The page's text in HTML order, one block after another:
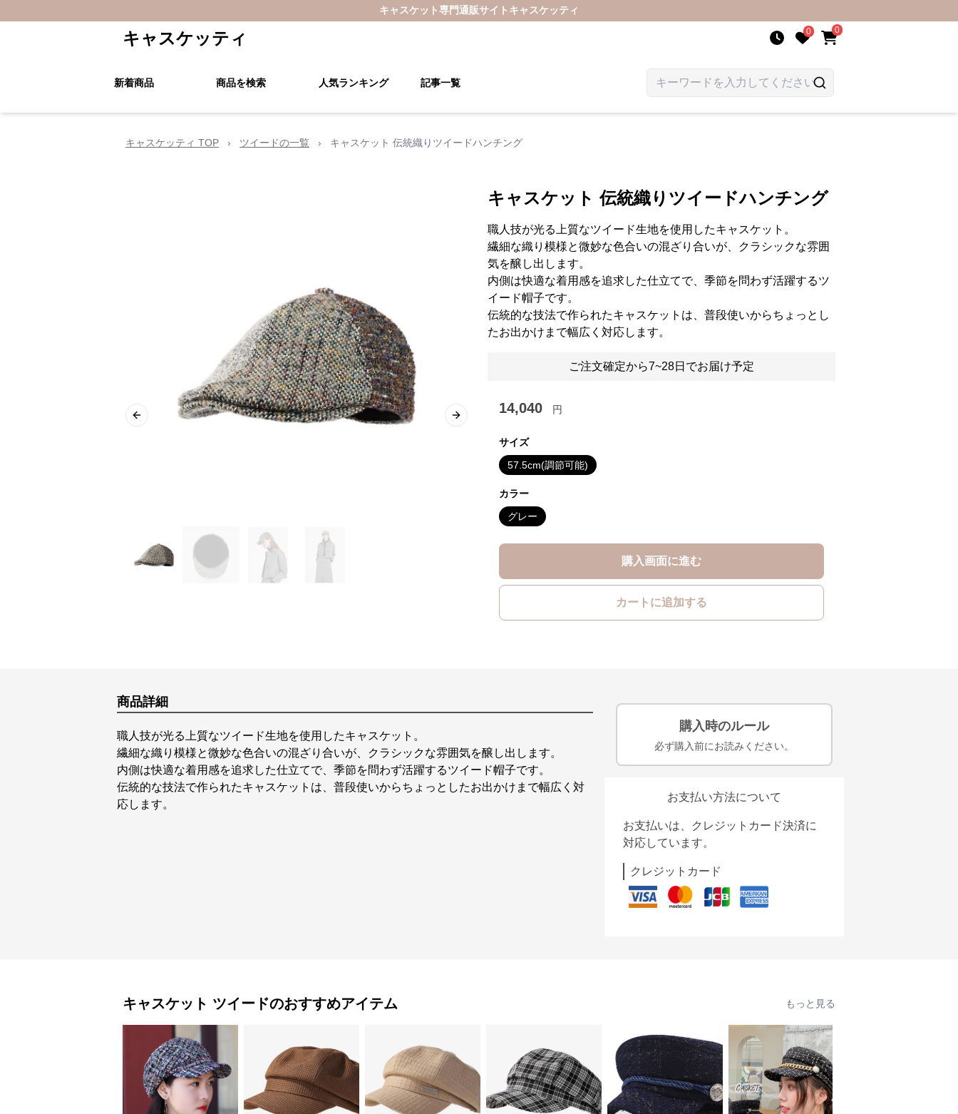
キャスケット専門通販サイト キャスケッティ
キャスケッティ 0 0
新着商品 商品を検索 人気ランキング 記事一覧
キャスケッティ TOP › ツイードの一覧 › キャスケット 伝統織りツイードハンチング
Previous slide Next slide
キャスケット 伝統織りツイードハンチング
職人技が光る上質なツイード生地を使用したキャスケット。
繊細な織り模様と微妙な色合いの混ざり合いが、クラシックな雰囲
気を醸し出します。
内側は快適な着用感を追求した仕立てで、季節を問わず活躍するツ
イード帽子です。
伝統的な技法で作られたキャスケットは、普段使いからちょっとし
たお出かけまで幅広く対応します。
ご注文確定から7~28日でお届け予定
14,040 円
サイズ
57.5cm(調節可能)
カラー
グレー
購入画面に進む
カートに追加する
商品詳細
職人技が光る上質なツイード生地を使用したキャスケット。
繊細な織り模様と微妙な色合いの混ざり合いが、クラシックな雰囲気を醸し出します。
内側は快適な着用感を追求した仕立てで、季節を問わず活躍するツイード帽子です。
伝統的な技法で作られたキャスケットは、普段使いからちょっとしたお出かけまで幅広く対
応します。
購入時のルール
必ず購入前にお読みください。
お支払い方法について
お支払いは、クレジットカード決済に
対応しています。
クレジットカード
キャスケット ツイードのおすすめアイテム もっと見る